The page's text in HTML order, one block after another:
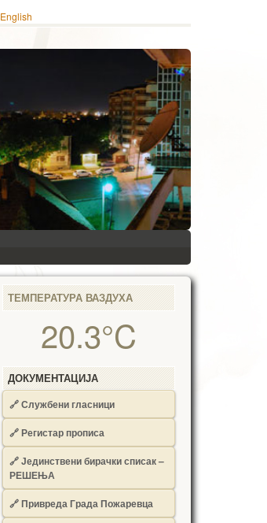
English
ТЕМПЕРАТУРА ВАЗДУХА
20.3°C
ДОКУМЕНТАЦИЈА
🔗Службени гласници
🔗Регистар прописа
🔗Јединствени бирачки списак –
РЕШЕЊА
🔗Привреда Града Пожаревца